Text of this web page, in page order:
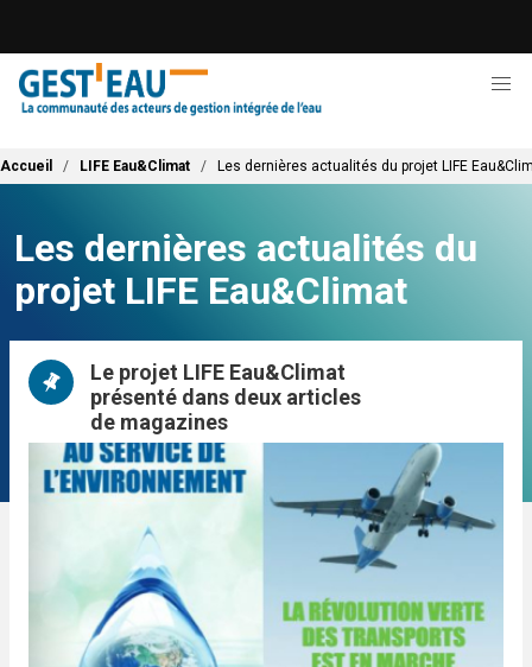
contenu
principal
Fil d'Ariane
Accueil LIFE Eau&Climat Les dernières actualités du projet LIFE
Les dernières actualités du
projet LIFE Eau&Climat
Le projet LIFE Eau&Climat
présenté dans deux articles
de magazines